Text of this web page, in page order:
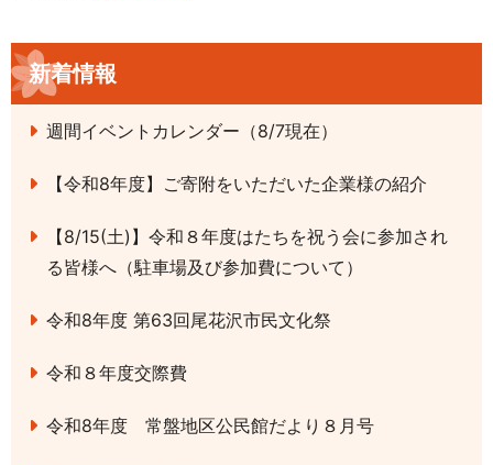
新着情報
週間イベントカレンダー（8/7現在）
【令和8年度】ご寄附をいただいた企業様の紹介
【8/15(土)】令和８年度はたちを祝う会に参加され
る皆様へ（駐車場及び参加費について）
令和8年度 第63回尾花沢市民文化祭
令和８年度交際費
令和8年度 常盤地区公民館だより８月号